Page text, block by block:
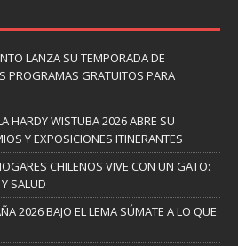
LANZA SU TEMPORADA DE
PROGRAMAS GRATUITOS PARA
HARDY WISTUBA 2026 ABRE SU
Y EXPOSICIONES ITINERANTES
CHILENOS VIVE CON UN GATO:
SALUD
2026 BAJO EL LEMA SÚMATE A LO QUE